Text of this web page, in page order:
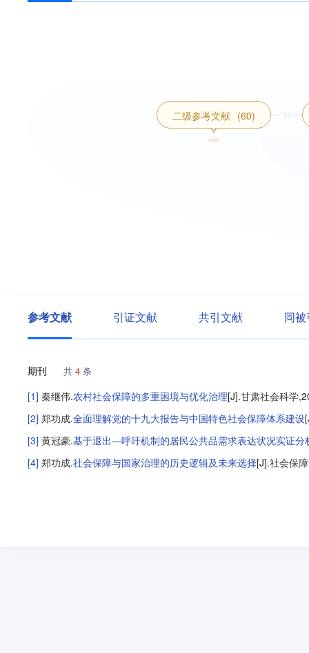
二级参考文献 (60)
参考文献 引证文献 共引文献 同
期刊 共 4 条
[1] 秦继伟.农村社会保障的多重困境与优化治理[J].甘肃社会科学
[2] 郑功成.全面理解党的十九大报告与中国特色社会保障体系建设
[3] 黄冠豪.基于退出—呼吁机制的居民公共品需求表达状况实证分
[4] 郑功成.社会保障与国家治理的历史逻辑及未来选择[J].社会保